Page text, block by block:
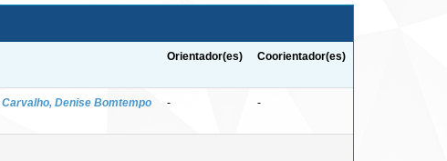
Orientador(es) Coorientador(es)
Carvalho, Denise Bomtempo
- -